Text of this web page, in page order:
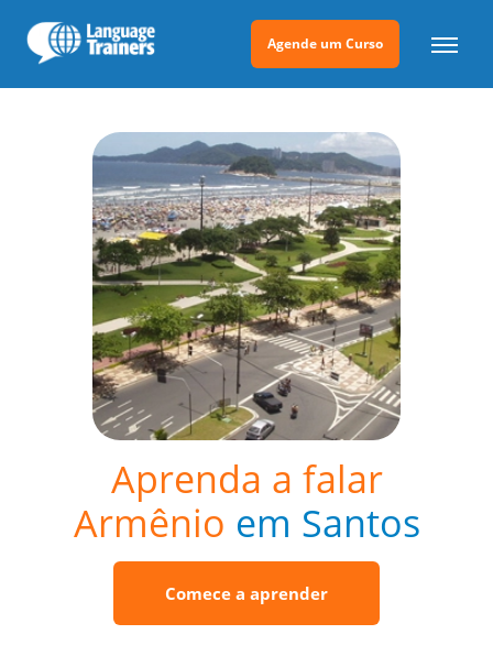
Agende um Curso
Aprenda a falar
Armênio em Santos
Comece a aprender